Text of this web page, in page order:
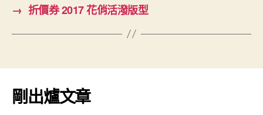
→ 折價券 2017 花俏活潑版型
剛出爐文章